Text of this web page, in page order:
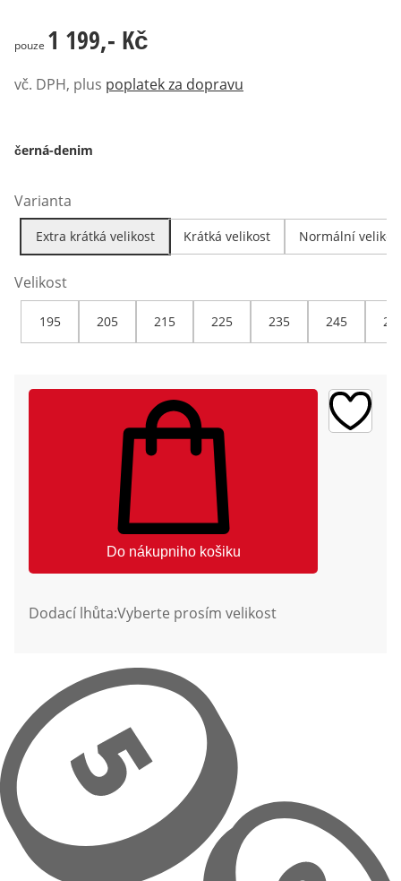
1 199,- Kč
pouze 1 199,- Kč
vč. DPH, plus poplatek za dopravu
černá-denim
Varianta
Extra krátká velikost Krátká velikost Normální
Velikost
195 205 215 225 235 245
Do nákupniho košiku
Dodací lhůta:Vyberte prosím velikost